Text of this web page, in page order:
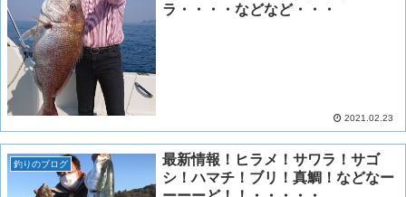
ラ・・・・などなど・・・
2021.02.23
釣りのブログ
最新情報！ヒラメ！サワラ！サゴ
シ！ハマチ！ブリ！真鯛！などなー